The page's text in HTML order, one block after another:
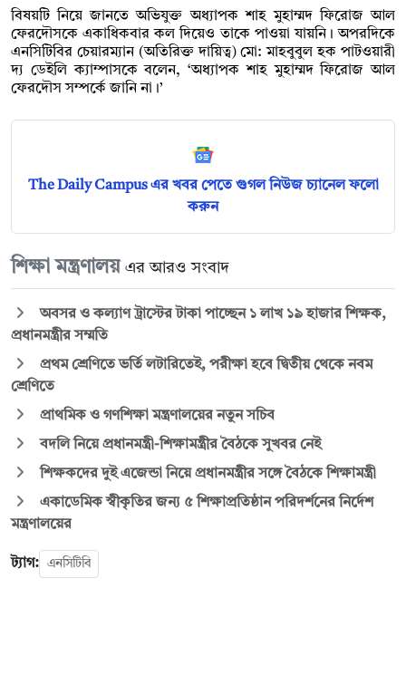
বিষয়টি নিয়ে জানতে অভিযুক্ত অধ্যাপক শাহ মুহাম্মদ ফিরোজ আল
ফেরদৌসকে একাধিকবার কল দিয়েও তাকে পাওয়া যায়নি। অপরদিকে
এনসিটিবির চেয়ারম্যান (অতিরিক্ত দায়িত্ব) মো: মাহবুবুল হক পাটওয়ারী
দ্য ডেইলি ক্যাম্পাসকে বলেন, ‘অধ্যাপক শাহ মুহাম্মদ ফিরোজ আল
ফেরদৌস সম্পর্কে জানি না।’
The Daily Campus এর খবর পেতে গুগল নিউজ চ্যানেল ফলো
করুন
শিক্ষা মন্ত্রণালয় এর আরও সংবাদ
অবসর ও কল্যাণ ট্রাস্টের টাকা পাচ্ছেন ১ লাখ ১৯ হাজার শিক্ষক,
প্রধানমন্ত্রীর সম্মতি
প্রথম শ্রেণিতে ভর্তি লটারিতেই, পরীক্ষা হবে দ্বিতীয় থেকে নবম
শ্রেণিতে
প্রাথমিক ও গণশিক্ষা মন্ত্রণালয়ের নতুন সচিব
বদলি নিয়ে প্রধানমন্ত্রী-শিক্ষামন্ত্রীর বৈঠকে সুখবর নেই
শিক্ষকদের দুই এজেন্ডা নিয়ে প্রধানমন্ত্রীর সঙ্গে বৈঠকে শিক্ষামন্ত্রী
একাডেমিক স্বীকৃতির জন্য ৫ শিক্ষাপ্রতিষ্ঠান পরিদর্শনের নির্দেশ
মন্ত্রণালয়ের
ট্যাগ: এনসিটিবি